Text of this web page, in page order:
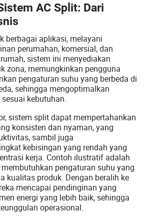
AC Split: Dari
berbagai aplikasi, melayani
perumahan, komersial, dan
sistem ini menyediakan
zona, memungkinkan pengguna
pengaturan suhu yang berbeda di
sehingga mengoptimalkan
kebutuhan.
sistem split dapat mempertahankan
konsisten dan nyaman, yang
sambil juga
kebisingan yang rendah yang
kerja. Contoh ilustratif adalah
pengaturan suhu yang
kualitas produk. Dengan beralih ke
mencapai pendinginan yang
energi yang lebih baik, sehingga
operasional.